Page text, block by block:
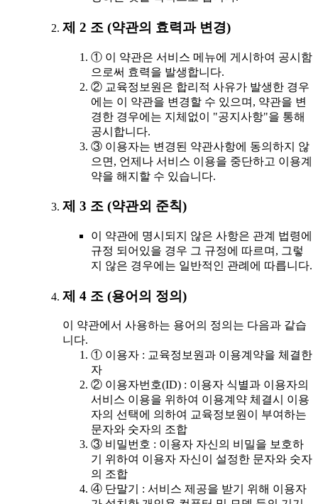
제 2 조 (약관의 효력과 변경)
① 이 약관은 서비스 메뉴에 게시하여 공시함
으로써 효력을 발생합니다.
② 교육정보원은 합리적 사유가 발생한 경우
에는 이 약관을 변경할 수 있으며, 약관을 변
경한 경우에는 지체없이 "공지사항"을 통해
공시합니다.
③ 이용자는 변경된 약관사항에 동의하지 않
으면, 언제나 서비스 이용을 중단하고 이용계
약을 해지할 수 있습니다.
제 3 조 (약관외 준칙)
이 약관에 명시되지 않은 사항은 관계 법령에
규정 되어있을 경우 그 규정에 따르며, 그렇
지 않은 경우에는 일반적인 관례에 따릅니다.
제 4 조 (용어의 정의)
이 약관에서 사용하는 용어의 정의는 다음과 같습
니다.
① 이용자 : 교육정보원과 이용계약을 체결한
자
② 이용자번호(ID) : 이용자 식별과 이용자의
서비스 이용을 위하여 이용계약 체결시 이용
자의 선택에 의하여 교육정보원이 부여하는
문자와 숫자의 조합
③ 비밀번호 : 이용자 자신의 비밀을 보호하
기 위하여 이용자 자신이 설정한 문자와 숫자
의 조합
④ 단말기 : 서비스 제공을 받기 위해 이용자